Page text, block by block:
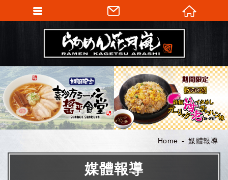
Home 媒體報導
媒體報導